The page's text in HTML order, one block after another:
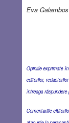
Eva Galambos
Opiniile exprimate
editorilor,
întreaga răspundere
Comentariile